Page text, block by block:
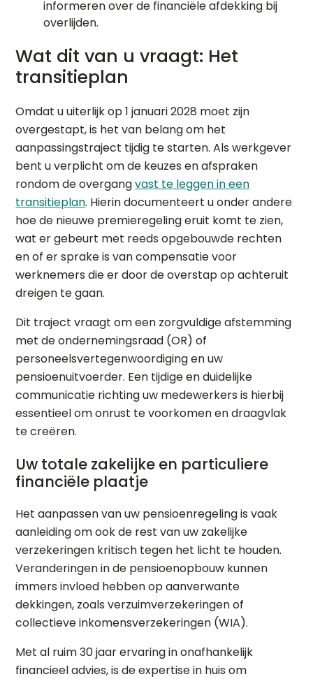
informeren over de financiële afdekking bij
overlijden.
Wat dit van u vraagt: Het
transitieplan
Omdat u uiterlijk op 1 januari 2028 moet zijn
overgestapt, is het van belang om het
aanpassingstraject tijdig te starten. Als werkgever
bent u verplicht om de keuzes en afspraken
rondom de overgangvast te leggen in een
transitieplan. Hierin documenteert u onder andere
hoe de nieuwe premieregeling eruit komt te zien,
wat er gebeurt met reeds opgebouwde rechten
en of er sprake is van compensatie voor
werknemers die er door de overstap op achteruit
dreigen te gaan.
Dit traject vraagt om een zorgvuldige afstemming
met de ondernemingsraad (OR) of
personeelsvertegenwoordiging en uw
pensioenuitvoerder. Een tijdige en duidelijke
communicatie richting uw medewerkers is hierbij
essentieel om onrust te voorkomen en draagvlak
te creëren.
Uw totale zakelijke en particuliere
financiële plaatje
Het aanpassen van uw pensioenregeling is vaak
aanleiding om ook de rest van uw zakelijke
verzekeringen kritisch tegen het licht te houden.
Veranderingen in de pensioenopbouw kunnen
immers invloed hebben op aanverwante
dekkingen, zoals verzuimverzekeringen of
collectieve inkomensverzekeringen (WIA).
Met al ruim 30 jaar ervaring in onafhankelijk
financieel advies, is de expertise in huis om